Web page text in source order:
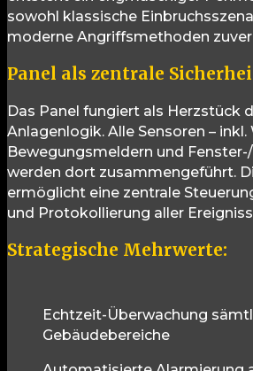
sowohl klassische
moderne Angriffsmethoden
Panel als zentrale
Das Panel fungiert als Herzstück
Anlagenlogik. Alle Sensoren –
Bewegungsmeldern und
werden dort zusammengeführt.
ermöglicht eine zentrale
und Protokollierung aller
Strategische Mehrwerte:
Echtzeit-Überwachung
Gebäudebereiche